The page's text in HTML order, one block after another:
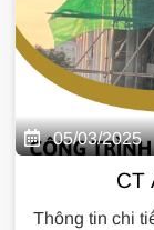
05/03/2025
CT
Thông tin chi